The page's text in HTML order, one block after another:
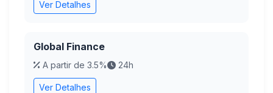
Ver Detalhes
Global Finance
A partir de 3.5% 24h
Ver Detalhes